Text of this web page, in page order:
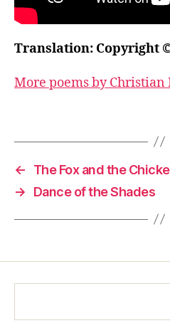
Translation: Copyright
More poems by
←
The Fox and the
→
Dance of the Shades